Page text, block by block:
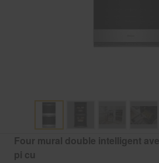
Four mural double intelligent
pi cu